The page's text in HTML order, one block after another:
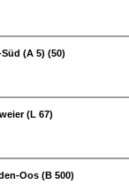
(A 5) (50)
(L 67)
Oos (B 500)